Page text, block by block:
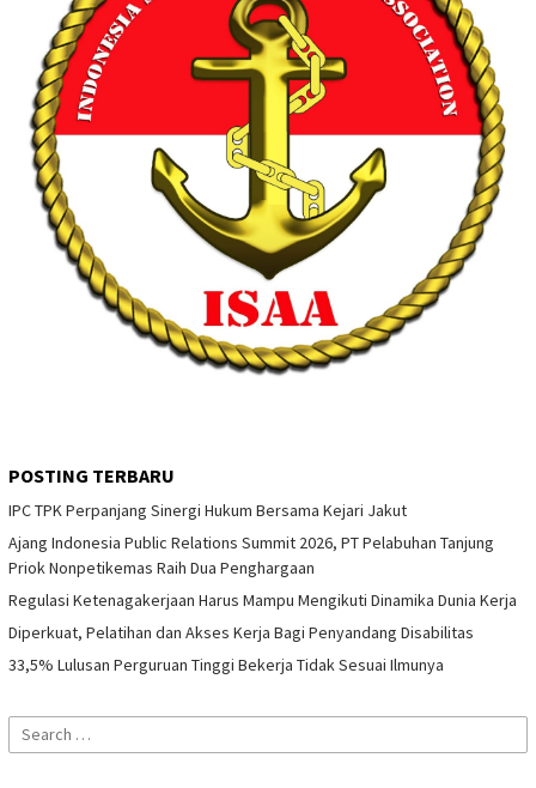
POSTING TERBARU
IPC TPK Perpanjang Sinergi Hukum Bersama Kejari Jakut
Ajang Indonesia Public Relations Summit 2026, PT Pelabuhan Tanjung
Priok Nonpetikemas Raih Dua Penghargaan
Regulasi Ketenagakerjaan Harus Mampu Mengikuti Dinamika Dunia Kerja
Diperkuat, Pelatihan dan Akses Kerja Bagi Penyandang Disabilitas
33,5% Lulusan Perguruan Tinggi Bekerja Tidak Sesuai Ilmunya
Search
for: